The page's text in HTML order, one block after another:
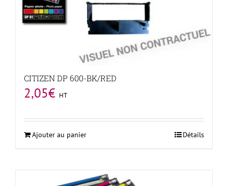
CITIZEN DP 600-BK/RED
2,05€ HT
Ajouter au panier Détails